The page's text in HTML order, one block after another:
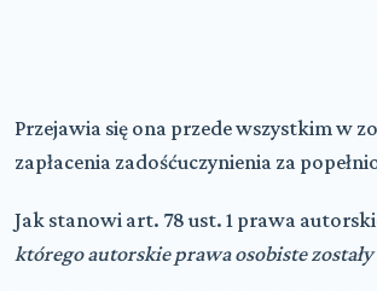
Przejawia się ona przede wszystkim w
zapłacenia zadośćuczynienia za
Jak stanowi art. 78 ust. 1 prawa
którego autorskie prawa osobiste zostały